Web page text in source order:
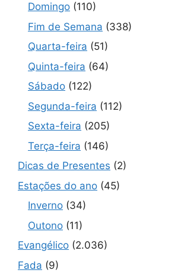
Domingo (110)
Fim de Semana (338)
Quarta-feira (51)
Quinta-feira (64)
Sábado (122)
Segunda-feira (112)
Sexta-feira (205)
Terça-feira (146)
Dicas de Presentes (2)
Estações do ano (45)
Inverno (34)
Outono (11)
Evangélico (2.036)
Fada (9)